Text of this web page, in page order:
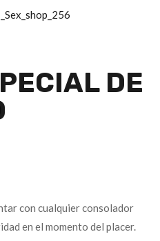
DE
con cualquier consolador
en el momento del placer.